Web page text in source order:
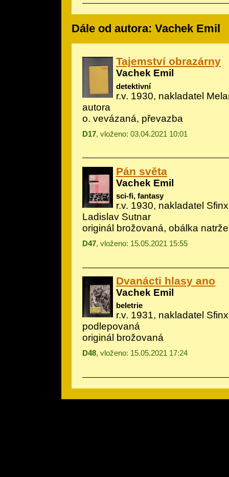
Dále od autora: Vachek Emil
Tajemství obrazárny
Vachek Emil
detektivní
r.v. 1930, nakladatel
autora
o. vevázaná, převazba
D17, vloženo: 03.04.2021 10:01
Pán světa
Vachek Emil
sci-fi, fantasy
r.v. 1930, nakladatel
Ladislav Sutnar
originál brožovaná, obálka
D47, vloženo: 15.05.2021 15:55
Dvanácti hlasy ano
Vachek Emil
beletrie
r.v. 1931, nakladatel
podlepovaná
originál brožovaná
D48, vloženo: 15.05.2021 17:24